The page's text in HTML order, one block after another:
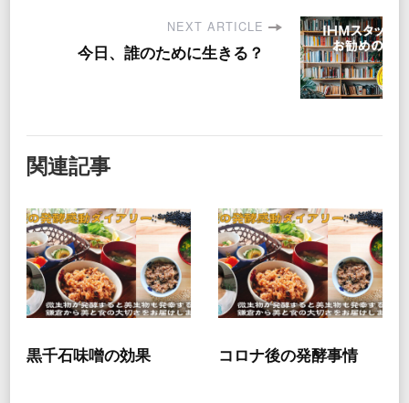
NEXT ARTICLE
今日、誰のために生きる？
関連記事
黒千石味噌の効果 コロナ後の発酵事情